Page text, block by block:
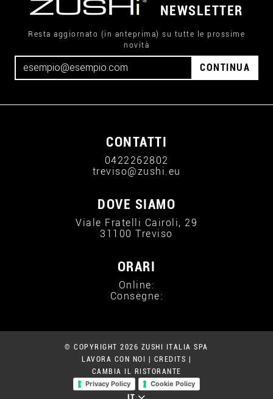
NEWSLETTER
Resta aggiornato (in anteprima) su tutte le prossime
novità
CONTINUA
CONTATTI
0422262802
treviso@zushi.eu
DOVE SIAMO
Viale Fratelli Cairoli, 29
31100 Treviso
ORARI
Online:
Consegne:
© COPYRIGHT 2026 ZUSHI ITALIA SPA
LAVORA CON NOI
CREDITS
CAMBIA IL RISTORANTE
Privacy Policy
Cookie Policy